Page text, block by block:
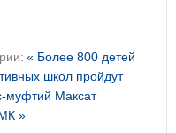
« Более 800 детей
школ пройдут
муфтий Максат
»